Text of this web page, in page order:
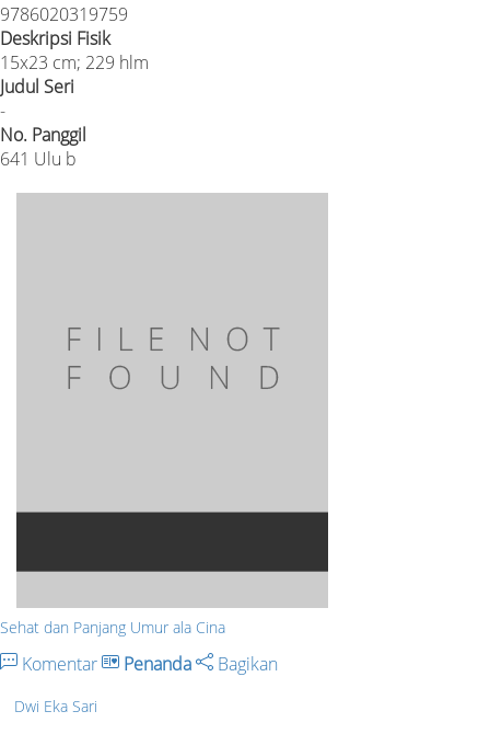
9786020319759
Deskripsi Fisik
15x23 cm; 229 hlm
Judul Seri
-
No. Panggil
641 Ulu b
Sehat dan Panjang Umur ala Cina
Komentar Penanda Bagikan
Dwi Eka Sari